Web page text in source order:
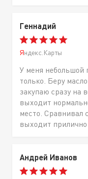
Геннадий
Яндекс.Карты
У меня небольшой
только. Беру
закупаю сразу на
выходит
место. Сравнивал
выходит
Андрей Иванов